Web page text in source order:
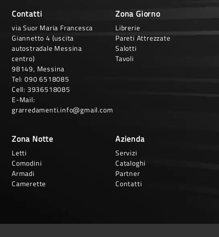
Contatti
via Suor Maria Francesca
Giannetto 4 (uscita
autostradale Messina
centro)
98149, Messina
Tel: 090 6518085
Cell: 3936518085
E-Mail:
grarredamenti.info@gmail.com
Zona Giorno
Librerie
Pareti Attrezzate
Salotti
Tavoli
Zona Notte
Letti
Comodini
Armadi
Camerette
Azienda
Servizi
Cataloghi
Partner
Contatti